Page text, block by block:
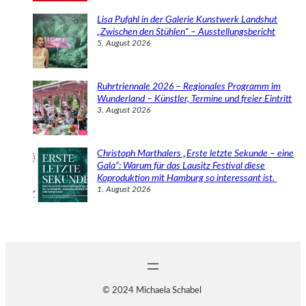
Lisa Pufahl in der Galerie Kunstwerk Landshut
„Zwischen den Stühlen“ – Ausstellungsbericht
5. August 2026
Ruhrtriennale 2026 – Regionales Programm im
Wunderland – Künstler, Termine und freier Eintritt
3. August 2026
Christoph Marthalers „Erste letzte Sekunde – eine
Gala“: Warum für das Lausitz Festival diese
Koproduktion mit Hamburg so interessant ist.
1. August 2026
© 2024 Michaela Schabel